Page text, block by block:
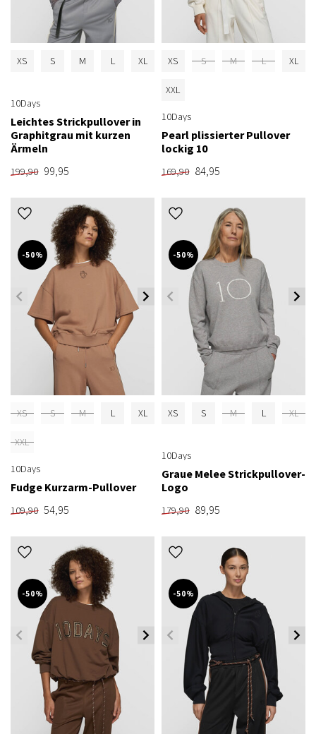
XS S M L XL
10Days
Leichtes Strickpullover in
Graphitgrau mit kurzen
Ärmeln
199,90 99,95
XS S M L XL
XXL
10Days
Pearl plissierter Pullover
lockig 10
169,90 84,95
-50%
XS S M L XL
XXL
10Days
Fudge Kurzarm-Pullover
109,90 54,95
-50%
XS S M L XL
10Days
Graue Melee Strickpullover-
Logo
179,90 89,95
-50% -50%